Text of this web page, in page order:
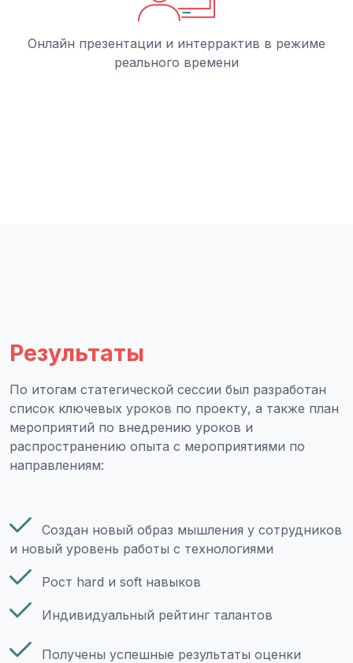
Онлайн презентации и интеррактив в режиме
реального времени
Результаты
По итогам статегической сессии был разработан
список ключевых уроков по проекту, а также план
мероприятий по внедрению уроков и
распространению опыта с мероприятиями по
направлениям:
Создан новый образ мышления у сотрудников
и новый уровень работы с технологиями
Рост hard и soft навыков
Индивидуальный рейтинг талантов
Получены успешные результаты оценки